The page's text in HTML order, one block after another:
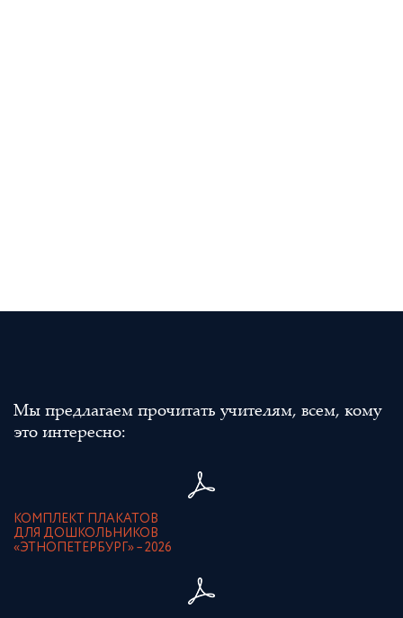
Мы предлагаем прочитать учителям, всем, кому
это интересно:
КОМПЛЕКТ ПЛАКАТОВ
ДЛЯ ДОШКОЛЬНИКОВ
«ЭТНОПЕТЕРБУРГ» – 2026